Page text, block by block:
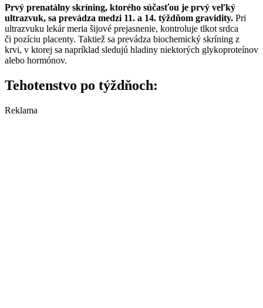
Prvý prenatálny skríning, ktorého súčasťou je prvý veľký
ultrazvuk, sa prevádza medzi 11. a 14. týždňom gravidity. Pri
ultrazvuku lekár meria šijové prejasnenie, kontroluje tlkot srdca
či pozíciu placenty. Taktiež sa prevádza biochemický skríning z
krvi, v ktorej sa napríklad sledujú hladiny niektorých glykoproteínov
alebo hormónov.
Tehotenstvo po týždňoch:
Reklama